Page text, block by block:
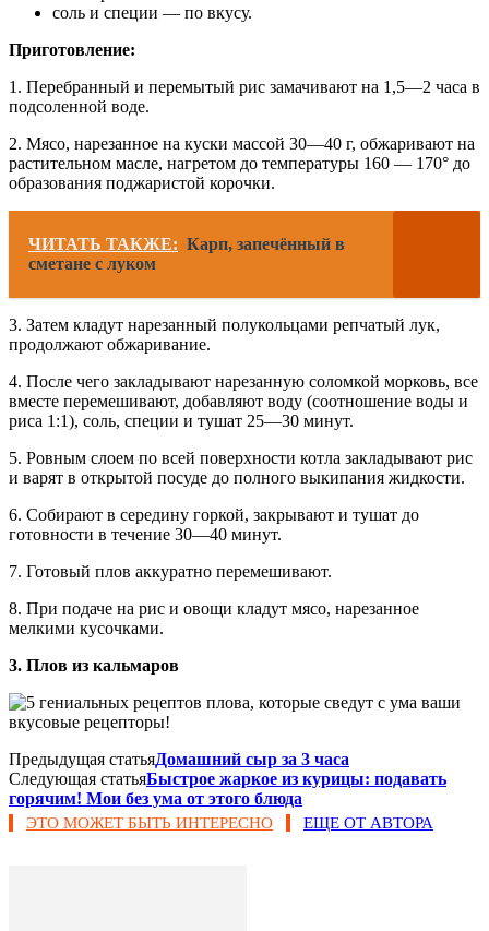
соль и специи — по вкусу.
Приготовление:
1. Перебранный и перемытый рис замачивают на 1,5—2 часа в
подсоленной воде.
2. Мясо, нарезанное на куски массой 30—40 г, обжаривают на
растительном масле, нагретом до температуры 160 — 170° до
образования поджаристой корочки.
ЧИТАТЬ ТАКЖЕ: Карп, запечённый в
сметане с луком
3. Затем кладут нарезанный полукольцами репчатый лук,
продолжают обжаривание.
4. После чего закладывают нарезанную соломкой морковь, все
вместе перемешивают, добавляют воду (соотношение воды и
риса 1:1), соль, специи и тушат 25—30 минут.
5. Ровным слоем по всей поверхности котла закладывают рис
и варят в открытой посуде до полного выкипания жидкости.
6. Собирают в середину горкой, закрывают и тушат до
готовности в течение 30—40 минут.
7. Готовый плов аккуратно перемешивают.
8. При подаче на рис и овощи кладут мясо, нарезанное
мелкими кусочками.
3. Плов из кальмаров
Предыдущая статьяДомашний сыр за 3 часа
Следующая статьяБыстрое жаркое из курицы: подавать
горячим! Мои без ума от этого блюда
ЭТО МОЖЕТ БЫТЬ ИНТЕРЕСНО ЕЩЕ ОТ АВТОРА